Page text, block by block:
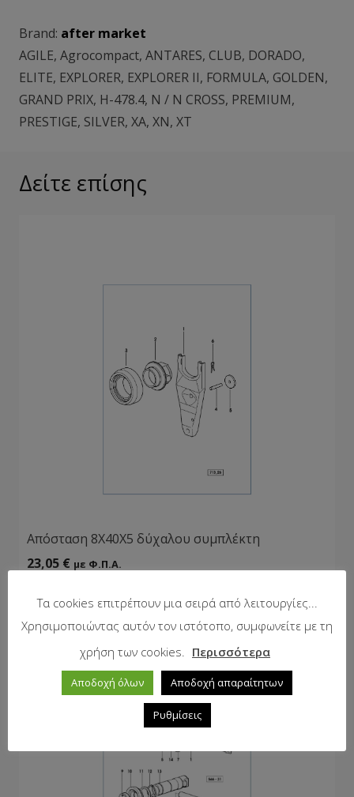
Brand: after market
AGILE, Agrocompact, ANTARES, CLUB, DORADO,
ELITE, EXPLORER, EXPLORER II, FORMULA, GOLDEN,
GRAND PRIX, H-478.4, N / N CROSS, PREMIUM,
PRESTIGE, SILVER, XA, XN, XT
Δείτε επίσης
Απόσταση 8Χ40Χ5 δύχαλου συμπλέκτη
23,05 € με Φ.Π.Α.
Τα cookies επιτρέπουν μια σειρά από λειτουργίες...
Χρησιμοποιώντας αυτόν τον ιστότοπο, συμφωνείτε με τη
χρήση των cookies. Περισσότερα
Αποδοχή όλων Αποδοχή απαραίτητων
Ρυθμίσεις